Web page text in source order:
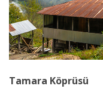
Tamara Köprüsü